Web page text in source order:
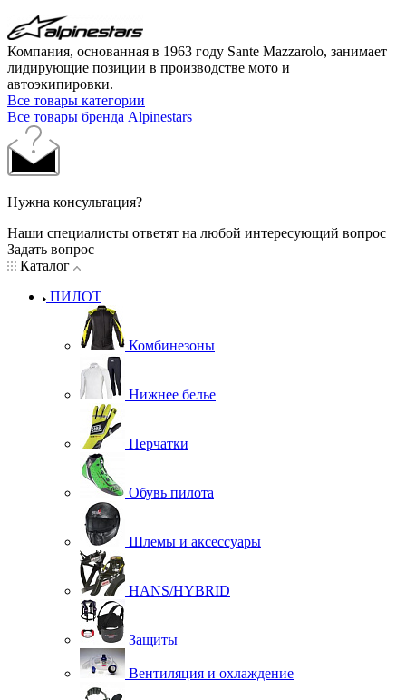
Компания, основанная в 1963 году Sante Mazzarolo, занимает
лидирующие позиции в производстве мото и
автоэкипировки.
Все товары категории
Все товары бренда Alpinestars
Нужна консультация?
Наши специалисты ответят на любой интересующий вопрос
Задать вопрос
Каталог
ПИЛОТ
Комбинезоны
Нижнее белье
Перчатки
Обувь пилота
Шлемы и аксессуары
HANS/HYBRID
Защиты
Вентиляция и охлаждение